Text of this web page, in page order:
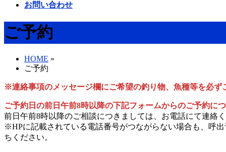
お問い合わせ
ご予約
HOME »
ご予約
※連絡事項のメッセージ欄にご希望の釣り物、魚種等を必ず
ご予約日の前日午前8時以降の下記フォームからのご予約に
前日午前8時以降のご相談につきましては、お電話にて連絡
※HPに記載されている電話番号がつながらない場合も、呼
ちください。